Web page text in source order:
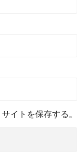
イトを保存する。